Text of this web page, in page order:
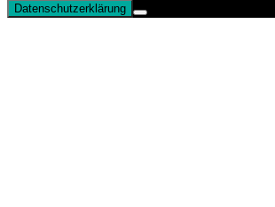
Datenschutzerklärung